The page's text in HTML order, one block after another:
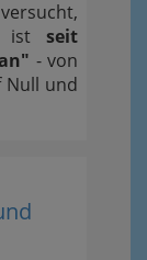
ist seit
- von
Null und